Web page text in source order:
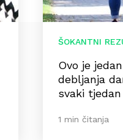
ŠOKANTNI
Ovo je
debljanja
svaki tjedan
1 min čitanja